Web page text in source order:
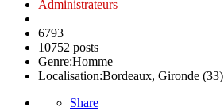
Administrateurs
6793
10752 posts
Genre:Homme
Localisation:Bordeaux, Gironde (33)
Share